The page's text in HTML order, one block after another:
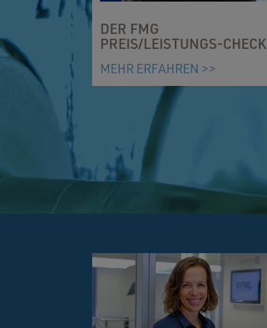
DER FMG
PREIS/LEISTUNGS-CHECK
MEHR ERFAHREN >>